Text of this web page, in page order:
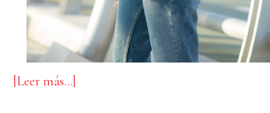
[Leer más…]